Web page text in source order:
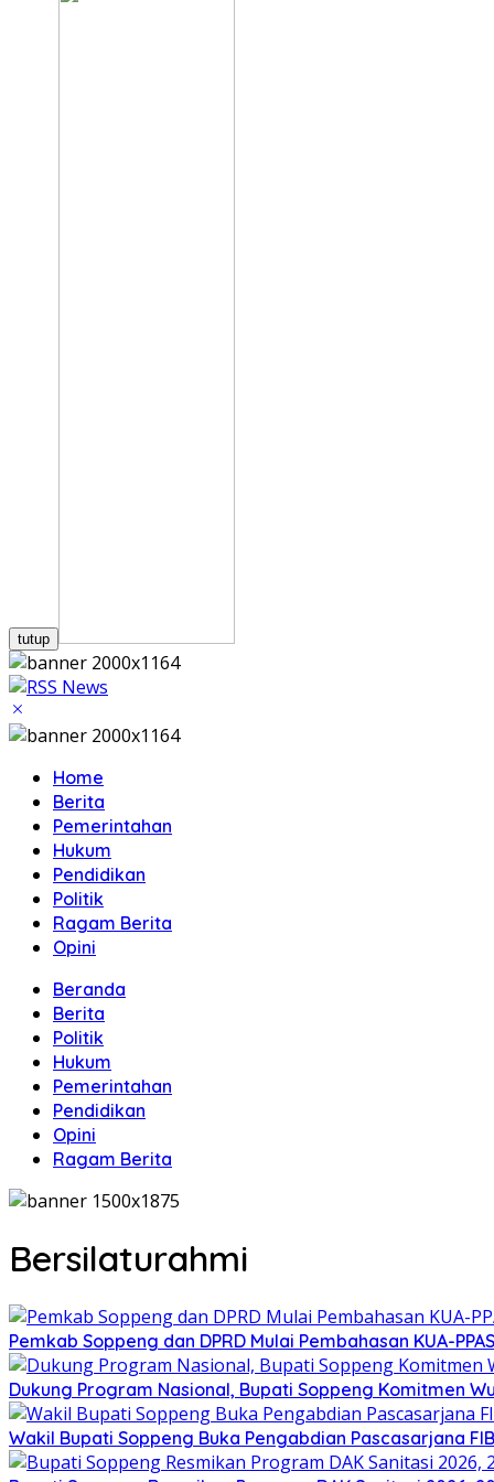
tutup
Home
Berita
Pemerintahan
Hukum
Pendidikan
Politik
Ragam Berita
Opini
Beranda
Berita
Politik
Hukum
Pemerintahan
Pendidikan
Opini
Ragam Berita
Bersilaturahmi
Pemkab Soppeng dan DPRD Mulai Pembahasan KUA-
Dukung Program Nasional, Bupati Soppeng Komitmen
Wakil Bupati Soppeng Buka Pengabdian Pascasarjana